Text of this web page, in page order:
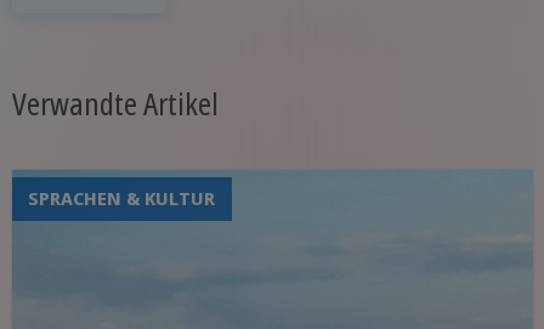
Verwandte Artikel
SPRACHEN & KULTUR